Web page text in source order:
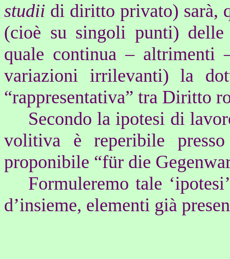
studii di diritto privato) sarà,
(cioè su singoli punti)
quale continua – altrimenti
variazioni irrilevanti) la
“rappresentativa” tra Diritto
Secondo la ipotesi di
volitiva è reperibile
proponibile “für die
Formuleremo tale
d’insieme, elementi già